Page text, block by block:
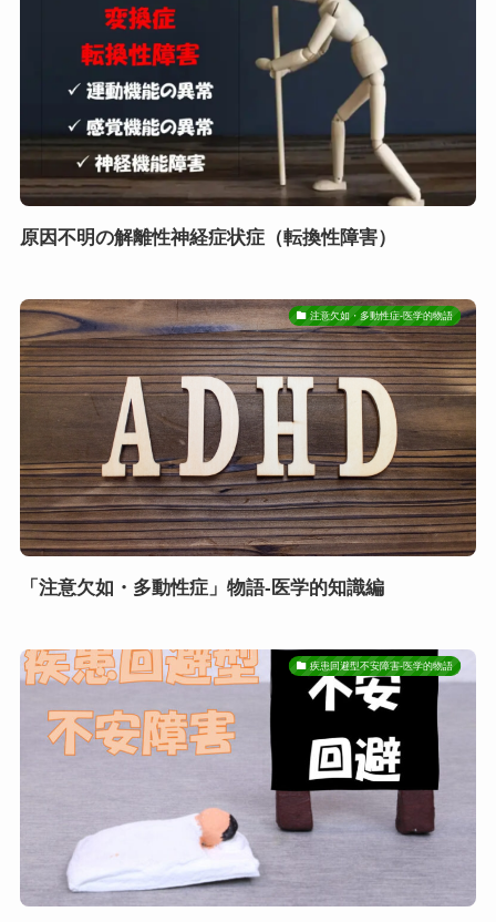
原因不明の解離性神経症状症（転換性障害）
注意欠如・多動性症-医学的物語
「注意欠如・多動性症」物語-医学的知識編
疾患回避型不安障害-医学的物語